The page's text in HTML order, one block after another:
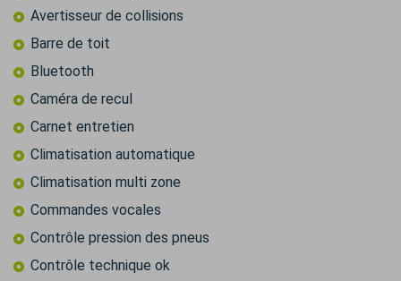
Avertisseur de collisions
Barre de toit
Bluetooth
Caméra de recul
Carnet entretien
Climatisation automatique
Climatisation multi zone
Commandes vocales
Contrôle pression des pneus
Contrôle technique ok